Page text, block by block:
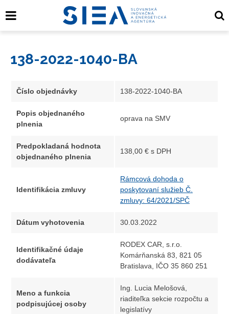
138-2022-1040-BA
Číslo objednávky 138-2022-1040-BA
Popis objednaného
plnenia
oprava na SMV
Predpokladaná hodnota
objednaného plnenia
138,00 € s DPH
Identifikácia zmluvy
Rámcová dohoda o
poskytovaní služieb Č.
zmluvy: 64/2021/SPČ
Dátum vyhotovenia 30.03.2022
Identifikačné údaje
dodávateľa
RODEX CAR, s.r.o.
Komárňanská 83, 821 05
Bratislava, IČO 35 860 251
Meno a funkcia
podpisujúcej osoby
Ing. Lucia Melošová,
riaditeľka sekcie rozpočtu a
legislatívy